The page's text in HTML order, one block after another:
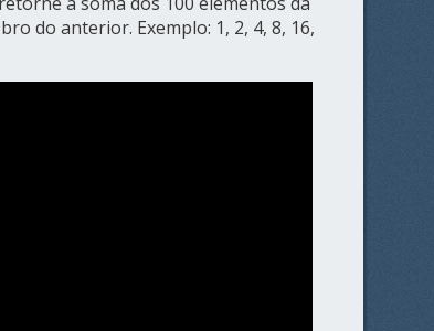
do anterior. Exemplo: 1, 2, 4, 8, 16,